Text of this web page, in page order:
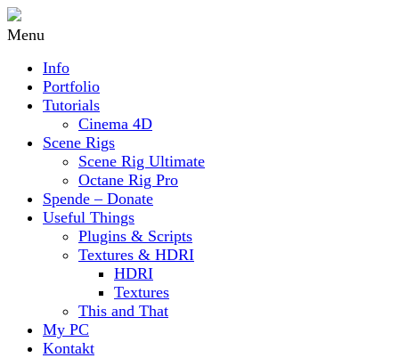
Menu
Info
Portfolio
Tutorials
Cinema 4D
Scene Rigs
Scene Rig Ultimate
Octane Rig Pro
Spende – Donate
Useful Things
Plugins & Scripts
Textures & HDRI
HDRI
Textures
This and That
My PC
Kontakt